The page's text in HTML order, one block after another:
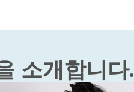
소개합니다.